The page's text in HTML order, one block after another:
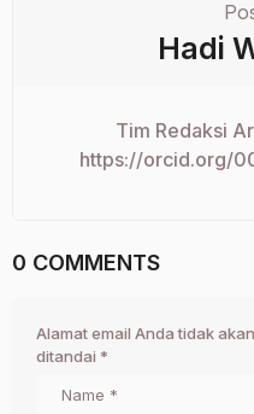
Hadi
Tim Redaksi
https://orcid.org/
0 COMMENTS
Alamat email Anda tidak
ditandai *